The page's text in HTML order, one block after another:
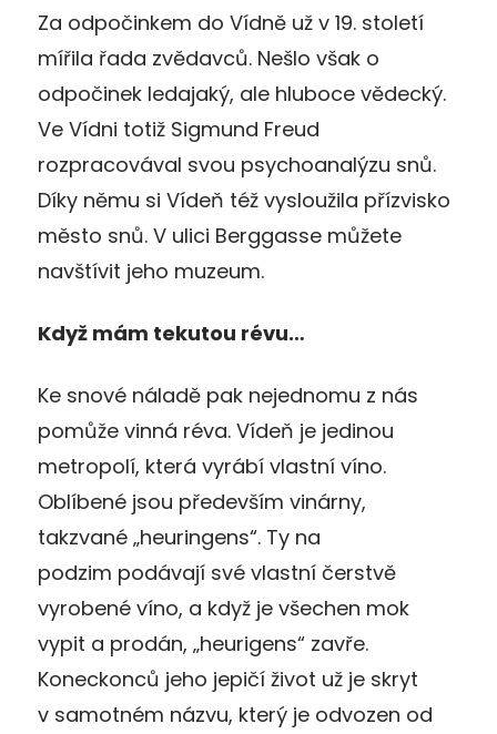
Za odpočinkem do Vídně už v 19. století
mířila řada zvědavců. Nešlo však o
odpočinek ledajaký, ale hluboce vědecký.
Ve Vídni totiž Sigmund Freud
rozpracovával svou psychoanalýzu snů.
Díky němu si Vídeň též vysloužila přízvisko
město snů. V ulici Berggasse můžete
navštívit jeho muzeum.
Když mám tekutou révu…
Ke snové náladě pak nejednomu z nás
pomůže vinná réva. Vídeň je jedinou
metropolí, která vyrábí vlastní víno.
Oblíbené jsou především vinárny,
takzvané „heuringens“. Ty na
podzim podávají své vlastní čerstvě
vyrobené víno, a když je všechen mok
vypit a prodán, „heurigens“ zavře.
Koneckonců jeho jepičí život už je skryt
v samotném názvu, který je odvozen od